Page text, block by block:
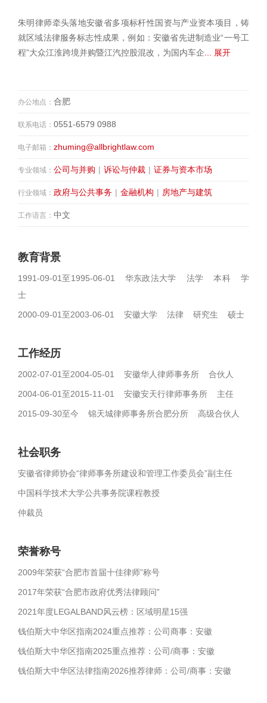
朱明律师牵头落地安徽省多项标杆性国资与产业资本项目，铸
就区域法律服务标志性成果，例如：安徽省先进制造业“一号工
程”大众江淮跨境并购暨江汽控股混改，为国内车企 ... 展开
办公地点： 合肥
联系电话： 0551-6579 0988
电子邮箱： zhuming@allbrightlaw.com
专业领域： 公司与并购 | 诉讼与仲裁 | 证券与资本市场
行业领域： 政府与公共事务 | 金融机构 | 房地产与建筑
工作语言： 中文
教育背景
1991-09-01至1995-06-01 华东政法大学 法学 本科 学
士
2000-09-01至2003-06-01 安徽大学 法律 研究生 硕士
工作经历
2002-07-01至2004-05-01 安徽华人律师事务所 合伙人
2004-06-01至2015-11-01 安徽安天行律师事务所 主任
2015-09-30至今 锦天城律师事务所合肥分所 高级合伙人
社会职务
安徽省律师协会“律师事务所建设和管理工作委员会”副主任
中国科学技术大学公共事务院课程教授
仲裁员
荣誉称号
2009年荣获“合肥市首届十佳律师”称号
2017年荣获“合肥市政府优秀法律顾问”
2021年度LEGALBAND风云榜：区域明星15强
钱伯斯大中华区指南2024重点推荐：公司商事：安徽
钱伯斯大中华区指南2025重点推荐：公司/商事：安徽
钱伯斯大中华区法律指南2026推荐律师：公司/商事：安徽